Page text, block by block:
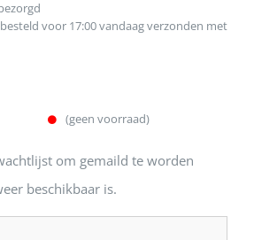
voor 17:00 vandaag verzonden met
(geen voorraad)
om gemaild te worden
beschikbaar is.